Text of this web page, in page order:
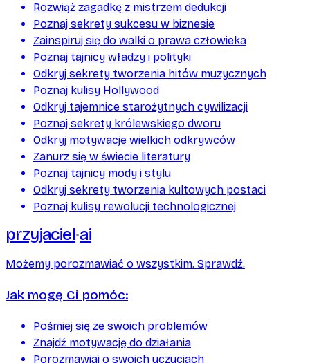
Rozwiąż zagadkę z mistrzem dedukcji
Poznaj sekrety sukcesu w biznesie
Zainspiruj się do walki o prawa człowieka
Poznaj tajnicy władzy i polityki
Odkryj sekrety tworzenia hitów muzycznych
Poznaj kulisy Hollywood
Odkryj tajemnice starożytnych cywilizacji
Poznaj sekrety królewskiego dworu
Odkryj motywacje wielkich odkrywców
Zanurz się w świecie literatury
Poznaj tajnicy mody i stylu
Odkryj sekrety tworzenia kultowych postaci
Poznaj kulisy rewolucji technologicznej
przyjaciel ai
Możemy porozmawiać o wszystkim. Sprawdź.
Jak mogę Ci pomóc:
Pośmiej się ze swoich problemów
Znajdź motywację do działania
Porozmawiaj o swoich uczuciach